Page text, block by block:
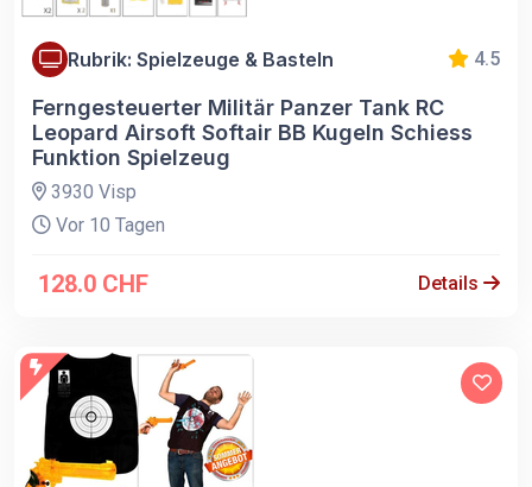
Rubrik: Spielzeuge & Basteln 4.5
Ferngesteuerter Militär Panzer Tank RC
Leopard Airsoft Softair BB Kugeln Schiess
Funktion Spielzeug
3930 Visp
Vor 10 Tagen
128.0 CHF Details